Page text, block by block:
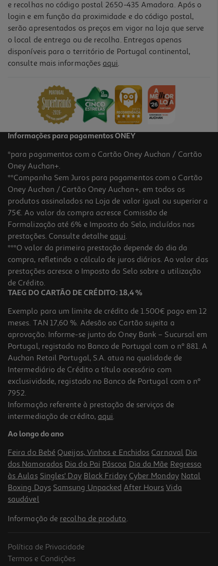
-20%
Gel De Banho Atl 400 Ml
Price reduced from
14,99 €
Emulsão D'aveia De Limpeza Ps 500ml
61 €/Lt
30,50 €
Creme Uriage Lavante Derm-Phy 500ml
41.98 €/Lt
20,99 €
e recolhas no código postal 2650-435 Amadora. Após o
login e em função da proximidade e do código postal,
serão apresentados os preços em vigor na loja que serve
o local de entrega ou de recolha. Entregas apenas
disponíveis para o território de Portugal continental,
consulte mais informações aqui.
Informações para pagamentos ONEY
*para pagamentos com o Cartão Oney Auchan / Cartão
Oney Auchan+.
**Campanha Sem Juros para pagamentos com o Cartão
Oney Auchan / Cartão Oney Auchan+, em todos os
produtos assinalados na Loja de valor igual ou superior a
75€. Ao valor da compra acresce Comissão de
Formalização até 6% e Imposto do Selo, incluídos nas
prestações. Consulte detalhe aqui.
***O valor da primeira prestação depende do dia da
compra, refletindo o cálculo de juros diários. Ao valor das
prestações acresce o Imposto do Selo sobre a utilização
de Crédito.
TAEG DO CARTÃO DE CRÉDITO: 18,4 %
Exemplo para um limite de crédito de 1.500€ pago em 12
meses. TAN 17,60 %. Adesão ao Cartão sujeita a
aprovação. Informe-se junto do Oney Bank – Sucursal em
Portugal, registado no Banco de Portugal com o nº 881. A
Auchan Retail Portugal, S.A. atua na qualidade de
Intermediário de Crédito a título acessório com
exclusividade, registado no Banco de Portugal com o nº
7952.
Informação referente à prestação de serviços de
intermediação de crédito, aqui.
Ao longo do ano
Feira do Bebé Queijos, Vinhos e Enchidos Carnaval Dia
dos Namorados Dia do Pai Páscoa Dia da Mãe Regresso
às Aulas Singles' Day Black Friday Cyber Monday Natal
Boxing Days Samsung Unpacked After Hours Vida
saudável
Informação de recolha de produto.
Política de Privacidade
Termos e Condições